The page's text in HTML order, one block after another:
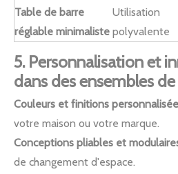
Table de barre
réglable minimaliste
Utilisation
polyvalente
5. Personnalisation et
dans des ensembles
Couleurs et finitions
votre maison ou votre marque.
Conceptions pliables et
de changement d'espace.